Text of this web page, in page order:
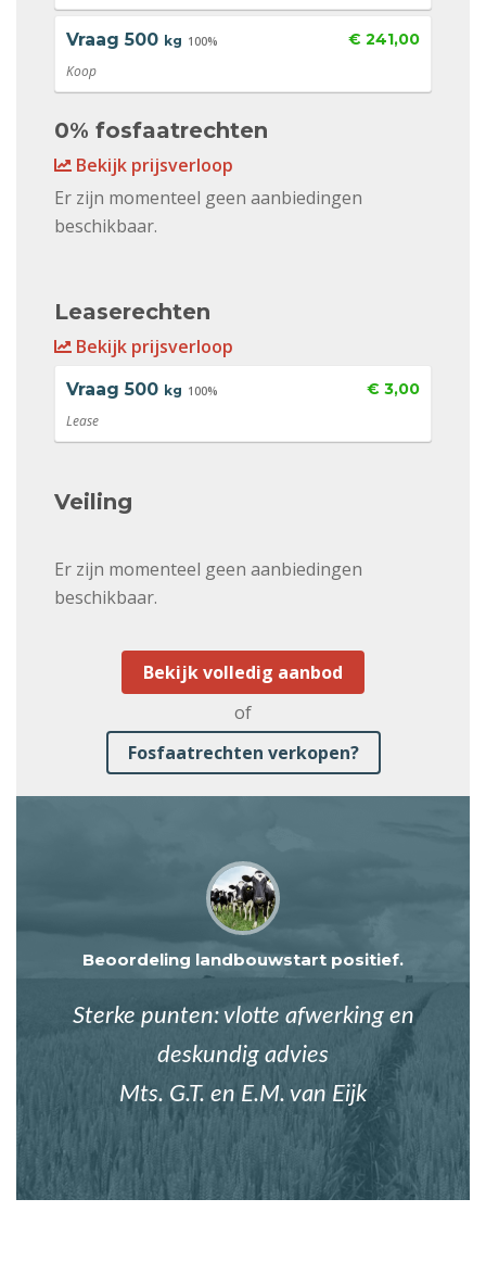
Vraag 500 kg 100% € 241,00
Koop
0% fosfaatrechten
Bekijk prijsverloop
Er zijn momenteel geen aanbiedingen
beschikbaar.
Leaserechten
Bekijk prijsverloop
Vraag 500 kg 100% € 3,00
Lease
Veiling
Er zijn momenteel geen aanbiedingen
beschikbaar.
Bekijk volledig aanbod
of
Fosfaatrechten verkopen?
Beoordeling landbouwstart positief.
Sterke punten: vlotte afwerking en
deskundig advies
Mts. G.T. en E.M. van Eijk